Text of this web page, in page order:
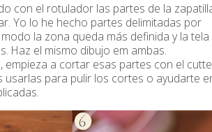
con el rotulador las partes de la
Yo lo he hecho partes delimitadas por
la zona queda más definida y la tela
Haz el mismo dibujo em ambas.
empieza a cortar esas partes con el
usarlas para pulir los cortes o ayudarte